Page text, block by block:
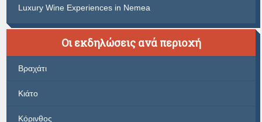
Luxury Wine Experiences in Nemea
Οι εκδηλώσεις ανά περιοχή
Βραχάτι
Κιάτο
Κόρινθος